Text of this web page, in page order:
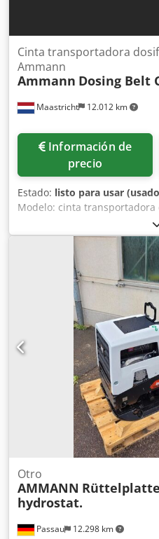
Maastricht 12.012 km
Cinta transportadora
Ammann
Ammann Dosing Belt
Información de
precio
Estado: listo para usar
Modelo: cinta
1700 mm * Ancho de banda:
motorreductor de 1,5 kW *
Dwedeywm I Nopfx Am Roa
Passau 12.298 km
Otro
AMMANN Rüttelplatte
hydrostat.